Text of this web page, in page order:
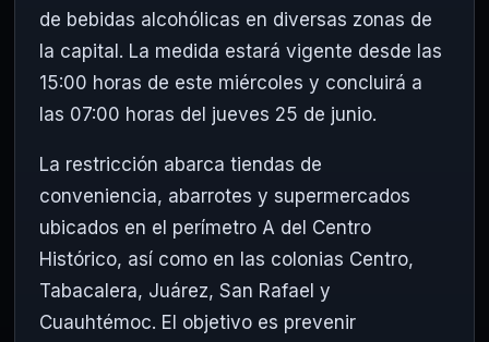
de bebidas alcohólicas en diversas zonas de
la capital. La medida estará vigente desde las
15:00 horas de este miércoles y concluirá a
las 07:00 horas del jueves 25 de junio.
La restricción abarca tiendas de
conveniencia, abarrotes y supermercados
ubicados en el perímetro A del Centro
Histórico, así como en las colonias Centro,
Tabacalera, Juárez, San Rafael y
Cuauhtémoc. El objetivo es prevenir